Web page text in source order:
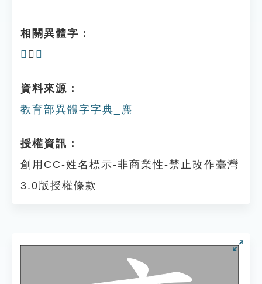
相關異體字：
𪊨 、 𪊋
資料來源：
教育部異體字字典_麂
授權資訊：
創用CC-姓名標示-非商業性-禁止改作臺灣
3.0版授權條款